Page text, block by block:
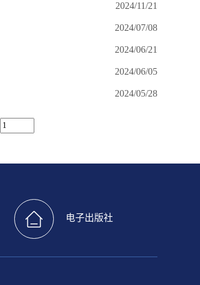
2024/11/21
2024/07/08
2024/06/21
2024/06/05
2024/05/28
电子出版社